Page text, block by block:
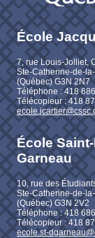
École
7, rue Louis-Jolliet,
Ste-Catherine-de-
(Québec) G3N 2N7
Téléphone : 418
Télécopieur : 418
École
Garneau
10, rue des
Ste-Catherine-de-
(Québec) G3N 2V2
Téléphone : 418
Télécopieur : 418
ecole.st-